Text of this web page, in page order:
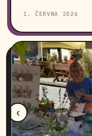
1. ČERVNA 2026
‹